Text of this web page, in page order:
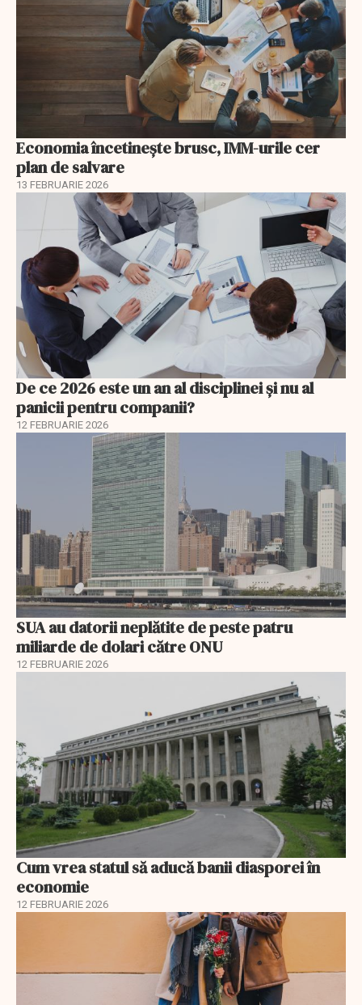
Economia încetinește brusc, IMM-urile cer
plan de salvare
13 FEBRUARIE 2026
De ce 2026 este un an al disciplinei și nu al
panicii pentru companii?
12 FEBRUARIE 2026
SUA au datorii neplătite de peste patru
miliarde de dolari către ONU
12 FEBRUARIE 2026
Cum vrea statul să aducă banii diasporei în
economie
12 FEBRUARIE 2026